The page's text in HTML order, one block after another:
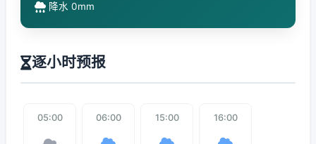
降水 0mm
逐小时预报
05:00 06:00 15:00 16:00